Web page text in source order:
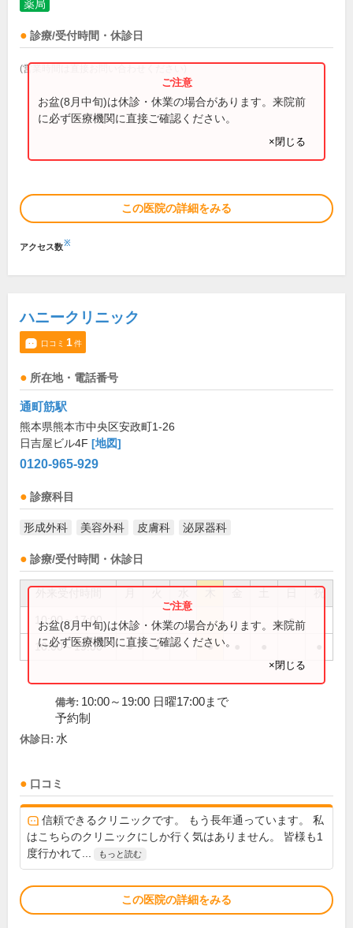
薬局
診療/受付時間・休診日
(営業時間は直接お問い合わせください)
お盆(8月中旬)は休診・休業の場合があります。来院前
に必ず医療機関に直接ご確認ください。
×閉じる
この医院の詳細をみる
アクセス数※
ハニークリニック
口コミ 1件
所在地・電話番号
通町筋駅
熊本県熊本市中央区安政町1-26
日吉屋ビル4F [地図]
0120-965-929
診療科目
形成外科 美容外科 皮膚科 泌尿器科
診療/受付時間・休診日
祝
10:00～17:00 ●
10:00～19:00 ● ● ●
お盆(8月中旬)は休診・休業の場合があります。来院前
に必ず医療機関に直接ご確認ください。
×閉じる
備考: 10:00～19:00 日曜17:00まで
予約制
休診日: 水
口コミ
信頼できるクリニックです。 もう長年通っています。 私
はこちらのクリニックにしか行く気はありません。 皆様も1
度行かれて...
もっと読む
この医院の詳細をみる